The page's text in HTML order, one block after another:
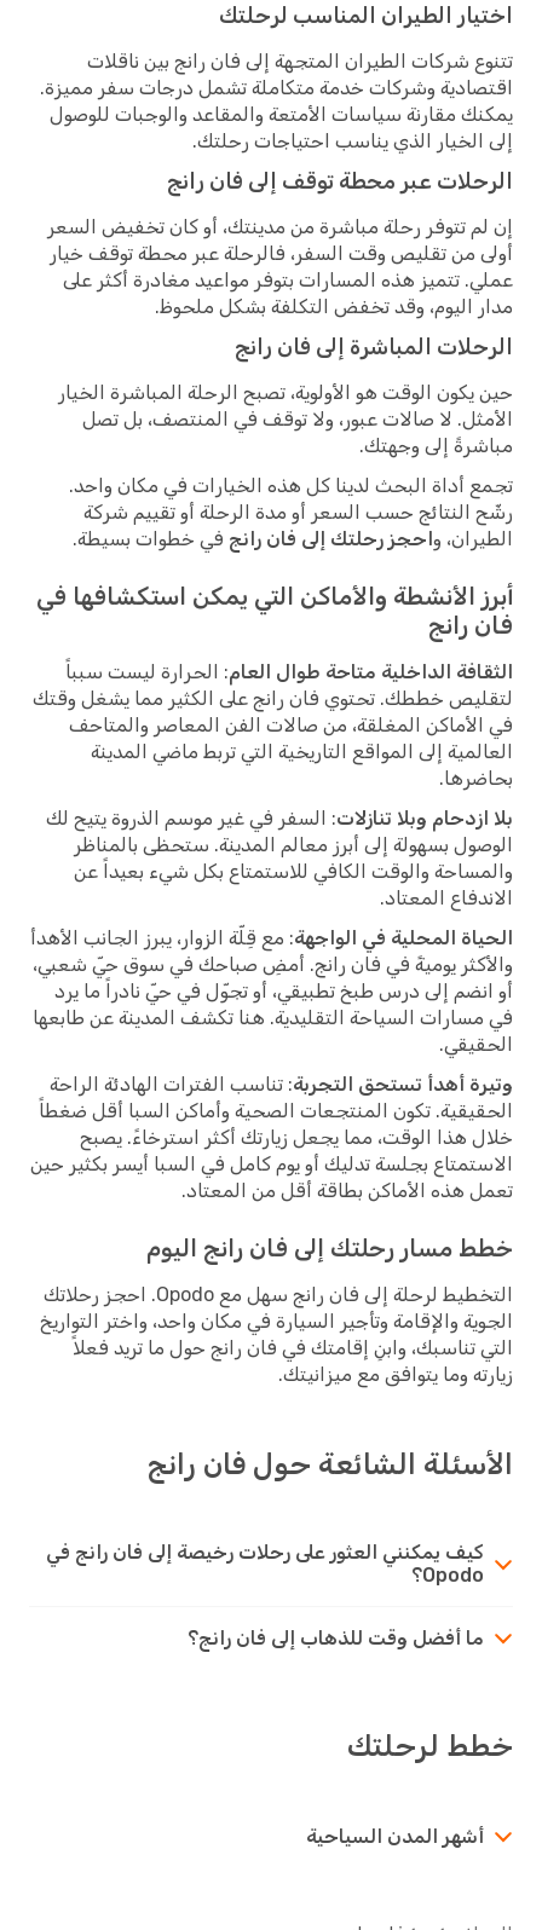
اختيار الطيران المناسب لرحلتك
تتنوع شركات الطيران المتجهة إلى فان رانج بين ناقلات
اقتصادية وشركات خدمة متكاملة تشمل درجات سفر مميزة.
يمكنك مقارنة سياسات الأمتعة والمقاعد والوجبات للوصول
إلى الخيار الذي يناسب احتياجات رحلتك.
الرحلات عبر محطة توقف إلى فان رانج
إن لم تتوفر رحلة مباشرة من مدينتك، أو كان تخفيض السعر
أولى من تقليص وقت السفر، فالرحلة عبر محطة توقف خيار
عملي. تتميز هذه المسارات بتوفر مواعيد مغادرة أكثر على
مدار اليوم، وقد تخفض التكلفة بشكل ملحوظ.
الرحلات المباشرة إلى فان رانج
حين يكون الوقت هو الأولوية، تصبح الرحلة المباشرة الخيار
الأمثل. لا صالات عبور، ولا توقف في المنتصف، بل تصل
مباشرةً إلى وجهتك.
تجمع أداة البحث لدينا كل هذه الخيارات في مكان واحد.
رشّح النتائج حسب السعر أو مدة الرحلة أو تقييم شركة
الطيران، واحجز رحلتك إلى فان رانج في خطوات بسيطة.
أبرز الأنشطة والأماكن التي يمكن استكشافها في
فان رانج
الثقافة الداخلية متاحة طوال العام: الحرارة ليست سبباً
لتقليص خططك. تحتوي فان رانج على الكثير مما يشغل وقتك
في الأماكن المغلقة، من صالات الفن المعاصر والمتاحف
العالمية إلى المواقع التاريخية التي تربط ماضي المدينة
بحاضرها.
بلا ازدحام وبلا تنازلات: السفر في غير موسم الذروة يتيح لك
الوصول بسهولة إلى أبرز معالم المدينة. ستحظى بالمناظر
والمساحة والوقت الكافي للاستمتاع بكل شيء بعيداً عن
الاندفاع المعتاد.
الحياة المحلية في الواجهة: مع قِلّة الزوار، يبرز الجانب الأهدأ
والأكثر يوميةً في فان رانج. أمضِ صباحك في سوق حيّ شعبي،
أو انضم إلى درس طبخ تطبيقي، أو تجوّل في حيّ نادراً ما يرد
في مسارات السياحة التقليدية. هنا تكشف المدينة عن طابعها
الحقيقي.
وتيرة أهدأ تستحق التجربة: تناسب الفترات الهادئة الراحة
الحقيقية. تكون المنتجعات الصحية وأماكن السبا أقل ضغطاً
خلال هذا الوقت، مما يجعل زيارتك أكثر استرخاءً. يصبح
الاستمتاع بجلسة تدليك أو يوم كامل في السبا أيسر بكثير حين
تعمل هذه الأماكن بطاقة أقل من المعتاد.
خطط مسار رحلتك إلى فان رانج اليوم
التخطيط لرحلة إلى فان رانج سهل مع Opodo. احجز رحلاتك
الجوية والإقامة وتأجير السيارة في مكان واحد، واختر التواريخ
التي تناسبك، وابنِ إقامتك في فان رانج حول ما تريد فعلاً
زيارته وما يتوافق مع ميزانيتك.
الأسئلة الشائعة حول فان رانج
كيف يمكنني العثور على رحلات رخيصة إلى فان رانج في
Opodo؟
ما أفضل وقت للذهاب إلى فان رانج؟
خطط لرحلتك
أشهر المدن السياحية